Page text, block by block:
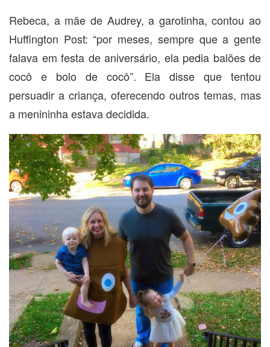
Rebeca, a mãe de Audrey, a garotinha, contou ao
Huffington Post: “por meses, sempre que a gente
falava em festa de aniversário, ela pedia balões de
cocô e bolo de cocô”. Ela disse que tentou
persuadir a criança, oferecendo outros temas, mas
a menininha estava decidida.